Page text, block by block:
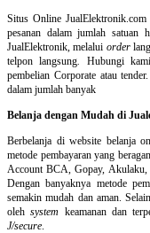
Situs Online
pesanan dalam jumlah satuan
JualElektronik, melalui order
telpon langsung
Hubungi
pembelian Corporate atau
dalam jumlah banyak
Belanja dengan Mudah di
Berbelanja diwebsite belanja
metode pembayaran yang
Account BCA, Gopay, Akulaku,
Dengan banyaknya metode
semakin mudah dan aman.
olehsystem keamanan dan
J/secure